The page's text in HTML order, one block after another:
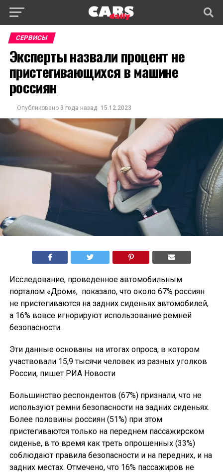
СЕРВИСЫ
Эксперты назвали процент не
пристегивающихся в машине
россиян
Опубликовано 3 года назад 15.12.2023
Исследование, проведенное автомобильным
порталом «Дром», показало, что около 67% россиян
не пристегиваются на задних сиденьях автомобилей,
а 16% вовсе игнорируют использование ремней
безопасности.
Эти данные основаны на итогах опроса, в котором
участвовали 15,9 тысячи человек из разных уголков
России, пишет РИА Новости
Большинство респондентов (67%) признали, что не
используют ремни безопасности на задних сиденьях.
Более половины россиян (51%) при этом
пристегиваются только на переднем пассажирском
сиденье, в то время как треть опрошенных (33%)
соблюдают правила безопасности и на передних, и на
задних местах. Отмечено, что 16% пассажиров не